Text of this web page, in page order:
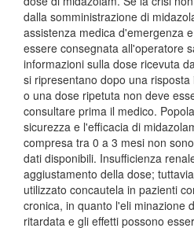
dalla somministrazione di
assistenza medica d'emergenza
essere consegnata all'operatore
informazioni sulla dose ricevuta
si ripresentano dopo una
o una dose ripetuta non deve
consultare prima il medico.
sicurezza e l'efficacia di
compresa tra 0 a 3 mesi non
dati disponibili. Insufficienza
aggiustamento della dose;
utilizzato concautela in pazienti
cronica, in quanto l'eli minazione
ritardata e gli effetti possono